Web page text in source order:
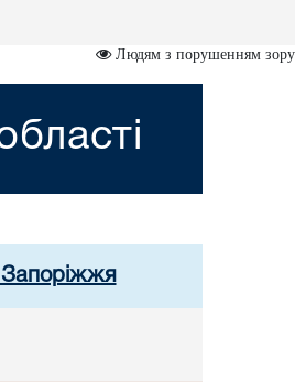
Людям з порушенням зору
Запоріжжя